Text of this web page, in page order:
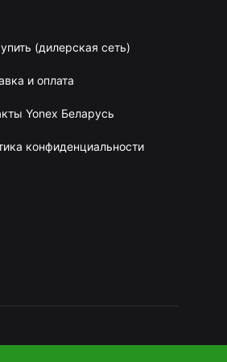
(дилерская сеть)
и оплата
Yonex Беларусь
конфиденциальности